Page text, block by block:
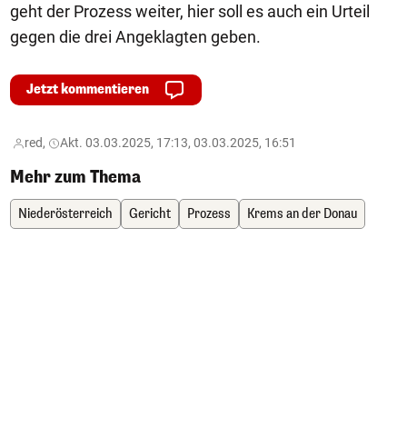
geht der Prozess weiter, hier soll es auch ein Urteil
gegen die drei Angeklagten geben.
Jetzt kommentieren
red, Akt. 03.03.2025, 17:13, 03.03.2025, 16:51
Mehr zum Thema
Niederösterreich Gericht Prozess Krems an der Donau